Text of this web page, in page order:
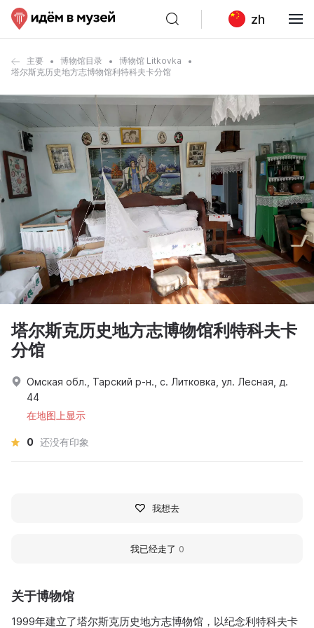
zh
主要 博物馆目录
博物馆 Litkovka
塔尔斯克历史地方志博物馆利特科夫卡分馆
关于博物馆
1999年建立了塔尔斯克历史地方志博物馆，以纪念利特科夫卡
塔尔斯克历史地方志博物馆利特科夫卡
分馆
Омская обл., Тарский р-н., с. Литковка, ул. Лесная, д.
44
在地图上显示
0 还没有印象
我想去
我已经走了 0